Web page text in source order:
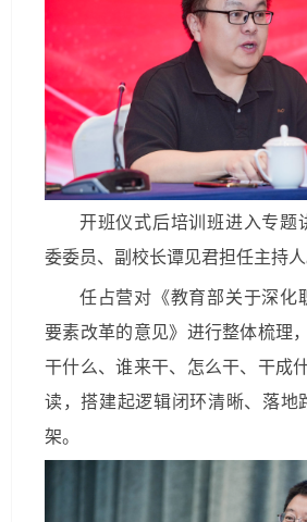
开班仪式后培训班进入专题
委委员、副校长谭见君担任主持人
任占营对《教育部关于深化
要素改革的意见》进行整体梳理
干什么、谁来干、怎么干、干成
读，搭建起逻辑闭环清晰、落地
架。